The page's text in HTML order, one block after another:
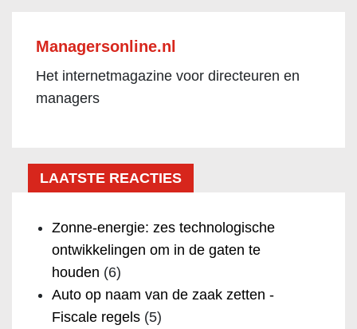
Managersonline.nl
Het internetmagazine voor directeuren en
managers
LAATSTE REACTIES
Zonne-energie: zes technologische
ontwikkelingen om in de gaten te
houden (6)
Auto op naam van de zaak zetten -
Fiscale regels (5)